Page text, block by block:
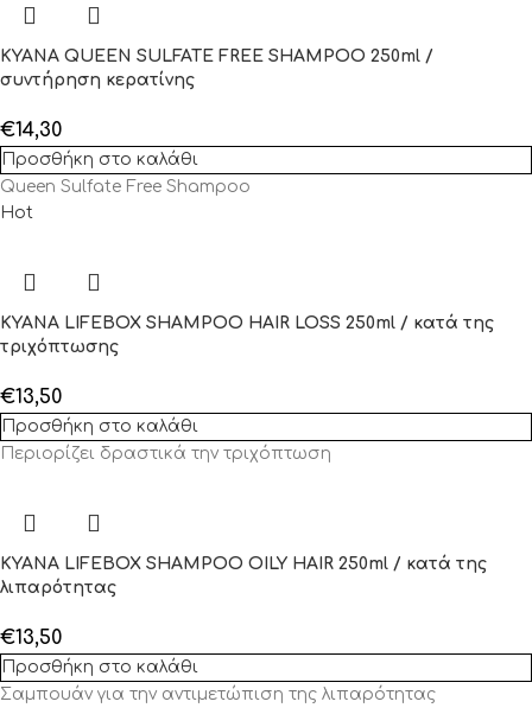
KYANA QUEEN SULFATE FREE SHAMPOO 250ml /
συντήρηση κερατίνης
€14,30
Προσθήκη στο καλάθι
Queen Sulfate Free Shampoo
Hot
KYANA LIFEBOX SHAMPOO HAIR LOSS 250ml / κατά της
τριχόπτωσης
€13,50
Προσθήκη στο καλάθι
Περιορίζει δραστικά την τριχόπτωση
KYANA LIFEBOX SHAMPOO OILY HAIR 250ml / κατά της
λιπαρότητας
€13,50
Προσθήκη στο καλάθι
Σαμπουάν για την αντιμετώπιση της λιπαρότητας